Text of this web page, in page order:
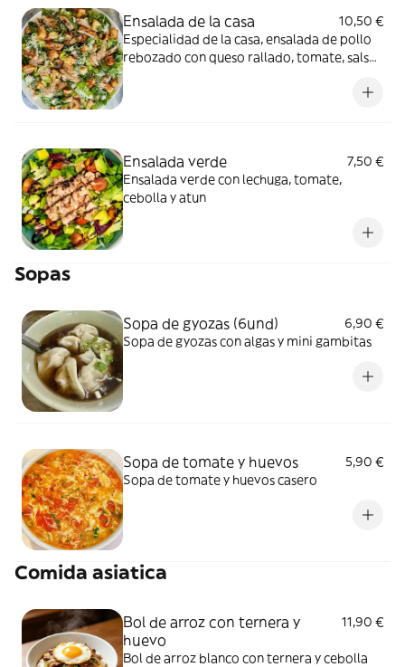
Ensalada de la casa
10,50 €
Especialidad de la casa, ensalada de pollo
rebozado con queso rallado, tomate, salsa
Ensalada verde
7,50 €
Ensalada verde con lechuga, tomate,
cebolla y atun
Sopas
Sopa de gyozas (6und)
6,90 €
Sopa de gyozas con algas y mini gambitas
Sopa de tomate y huevos
5,90 €
Sopa de tomate y huevos casero
Comida asiatica
Bol de arroz con ternera y
huevo
11,90 €
Bol de arroz blanco con ternera y cebolla